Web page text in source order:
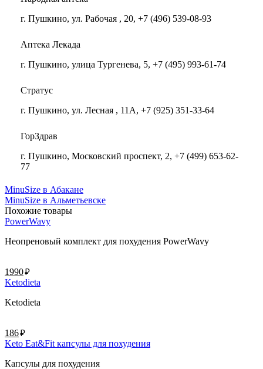
г. Пушкино, ул. Рабочая , 20, +7 (496) 539-08-93
Аптека Лекада
г. Пушкино, улица Тургенева, 5, +7 (495) 993-61-74
Стратус
г. Пушкино, ул. Лесная , 11А, +7 (925) 351-33-64
ГорЗдрав
г. Пушкино, Московский проспект, 2, +7 (499) 653-62-
77
MinuSize в Абакане
MinuSize в Альметьевске
Похожие товары
PowerWavy
Неопреновый комплект для похудения PowerWavy
1990руб.
Ketodieta
Ketodieta
186руб.
Keto Eat&Fit капсулы для похудения
Капсулы для похудения